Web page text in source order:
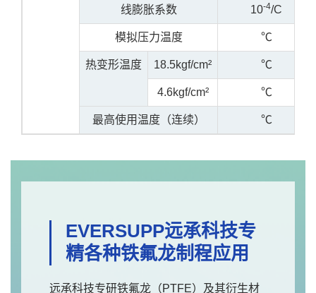
线膨胀系数 10-4/C
模拟压力温度 ℃
热变形温度 18.5kgf/cm² ℃
4.6kgf/cm² ℃
最高使用温度（连续） ℃
EVERSUPP远承科技专
精各种铁氟龙制程应用
远承科技专研铁氟龙（PTFE）及其衍生材